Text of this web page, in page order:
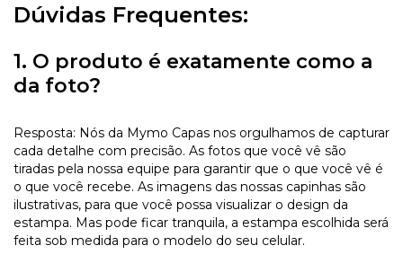
Dúvidas Frequentes:
1. O produto é exatamente como a
da foto?
Resposta: Nós da Mymo Capas nos orgulhamos de capturar
cada detalhe com precisão. As fotos que você vê são
tiradas pela nossa equipe para garantir que o que você vê é
o que você recebe. As imagens das nossas capinhas são
ilustrativas, para que você possa visualizar o design da
estampa. Mas pode ficar tranquila, a estampa escolhida será
feita sob medida para o modelo do seu celular.